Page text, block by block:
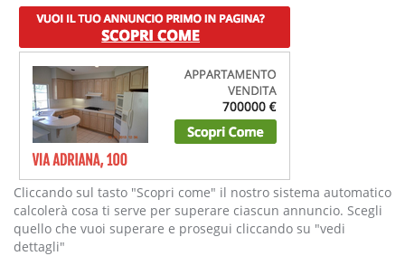
Cliccando sul tasto "Scopri come" il nostro sistema automatico
calcolerà cosa ti serve per superare ciascun annuncio. Scegli
quello che vuoi superare e prosegui cliccando su "vedi
dettagli"